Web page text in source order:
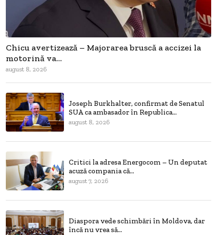
Chicu avertizează – Majorarea bruscă a accizei la
motorină va...
august 8, 2026
Joseph Burkhalter, confirmat de Senatul
SUA ca ambasador în Republica...
august 8, 2026
Critici la adresa Energocom – Un deputat
acuză compania că...
august 7, 2026
Diaspora vede schimbări în Moldova, dar
încă nu vrea să...